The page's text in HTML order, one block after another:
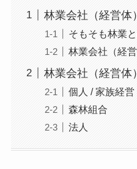
林業会社（経営体
そもそも林業
林業会社（経
林業会社（経営体
個人 / 家族経営
森林組合
法人